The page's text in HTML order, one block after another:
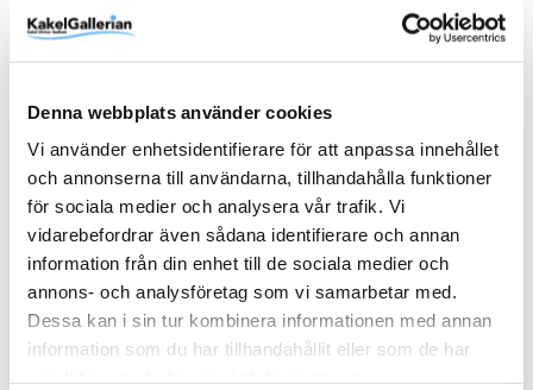
Denna webbplats använder cookies
Vi använder enhetsidentifierare för att anpassa innehållet
och annonserna till användarna, tillhandahålla funktioner
för sociala medier och analysera vår trafik. Vi
vidarebefordrar även sådana identifierare och annan
information från din enhet till de sociala medier och
annons- och analysföretag som vi samarbetar med.
Dessa kan i sin tur kombinera informationen med annan
information som du har tillhandahållit eller som de har
SKU / artikelnummer: DESWN4578SSKL-MD
Varumärken / Macro Design
Bad & kök / Badrum /Dusch
Bad & kök / Badrum / Dusch /Duschdörrar